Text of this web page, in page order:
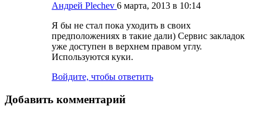
Андрей Plechev 6 марта, 2013 в 10:14
Я бы не стал пока уходить в своих
предположениях в такие дали) Сервис закладок
уже доступен в верхнем правом углу.
Используются куки.
Войдите, чтобы ответить
Добавить комментарий